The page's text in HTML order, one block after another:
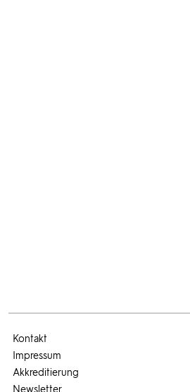
Kontakt
Impressum
Akkreditierung
Newsletter